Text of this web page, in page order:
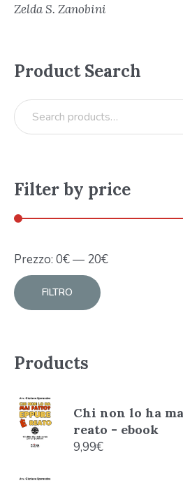
Zelda S. Zanobini
Product Search
Filter by price
FILTRO
Prezzo: 0€— 20€
Products
Chi non lo ha
reato - ebook
9,99€